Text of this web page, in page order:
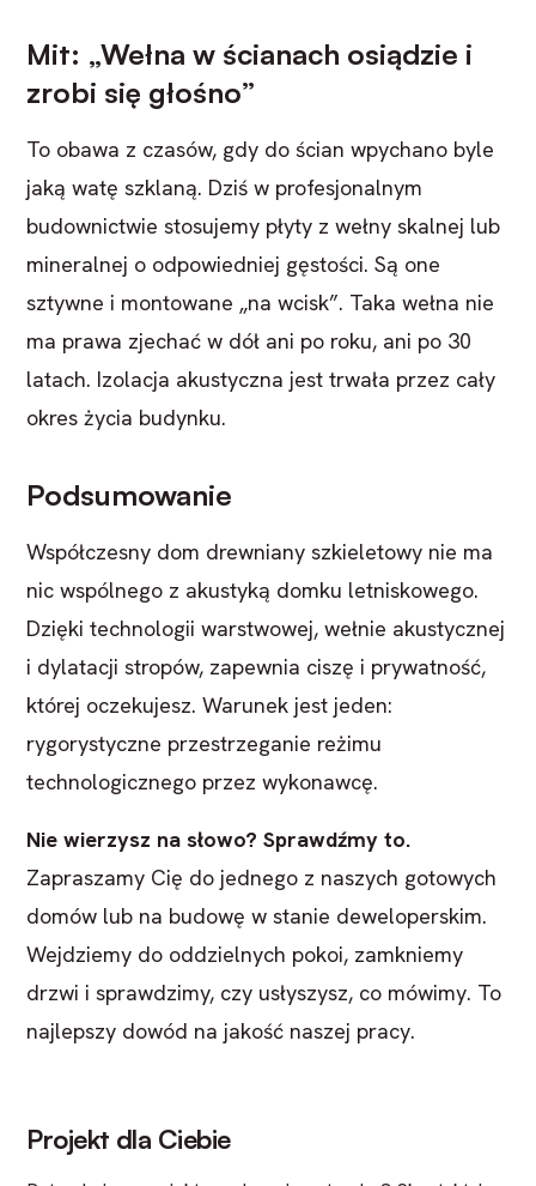
Projekt dla Ciebie
Mit: „Wełna w ścianach osiądzie i
zrobi się głośno”
To obawa z czasów, gdy do ścian wpychano byle
jaką watę szklaną. Dziś w profesjonalnym
budownictwie stosujemy płyty z wełny skalnej lub
mineralnej o odpowiedniej gęstości. Są one
sztywne i montowane „na wcisk”. Taka wełna nie
ma prawa zjechać w dół ani po roku, ani po 30
latach. Izolacja akustyczna jest trwała przez cały
okres życia budynku.
Podsumowanie
Współczesny dom drewniany szkieletowy nie ma
nic wspólnego z akustyką domku letniskowego.
Dzięki technologii warstwowej, wełnie akustycznej
i dylatacji stropów, zapewnia ciszę i prywatność,
której oczekujesz. Warunek jest jeden:
rygorystyczne przestrzeganie reżimu
technologicznego przez wykonawcę.
Nie wierzysz na słowo? Sprawdźmy to.
Zapraszamy Cię do jednego z naszych gotowych
domów lub na budowę w stanie deweloperskim.
Wejdziemy do oddzielnych pokoi, zamkniemy
drzwi i sprawdzimy, czy usłyszysz, co mówimy. To
najlepszy dowód na jakość naszej pracy.